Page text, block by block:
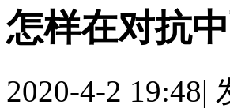
怎样在对抗
2020-4-2 19:48|